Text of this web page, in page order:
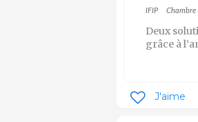
IFIP Chambre
Deux
grâce à
J'aime